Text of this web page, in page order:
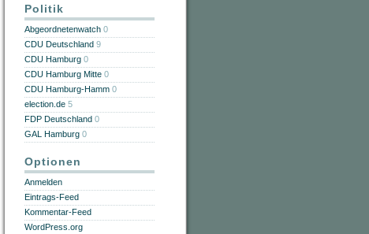
Politik
Abgeordnetenwatch 0
CDU Deutschland 9
CDU Hamburg 0
CDU Hamburg Mitte 0
CDU Hamburg-Hamm 0
election.de 5
FDP Deutschland 0
GAL Hamburg 0
Optionen
Anmelden
Eintrags-Feed
Kommentar-Feed
WordPress.org